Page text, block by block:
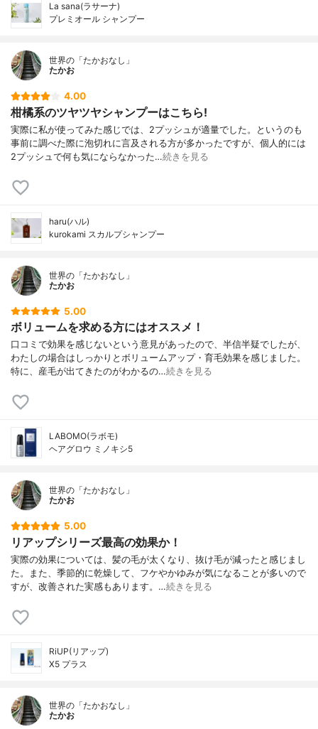
La sana(ラサーナ)
プレミオール シャンプー
世界の「たかおなし」
たかお
4.00
柑橘系のツヤツヤシャンプーはこちら!
実際に私が使ってみた感じでは、2プッシュが適量でした。というのも
事前に調べた際に泡切れに言及される方が多かったですが、個人的には
2プッシュで何も気にならなかった…続きを見る
haru(ハル)
kurokami スカルプシャンプー
世界の「たかおなし」
たかお
5.00
ボリュームを求める方にはオススメ！
口コミで効果を感じないという意見があったので、半信半疑でしたが、
わたしの場合はしっかりとボリュームアップ・育毛効果を感じました。
特に、産毛が出てきたのがわかるの…続きを見る
LABOMO(ラボモ)
ヘアグロウ ミノキシ5
世界の「たかおなし」
たかお
5.00
リアップシリーズ最高の効果か！
実際の効果については、髪の毛が太くなり、抜け毛が減ったと感じまし
た。また、季節的に乾燥して、フケやかゆみが気になることが多いので
すが、改善された実感もあります。…続きを見る
RiUP(リアップ)
X5 プラス
世界の「たかおなし」
たかお